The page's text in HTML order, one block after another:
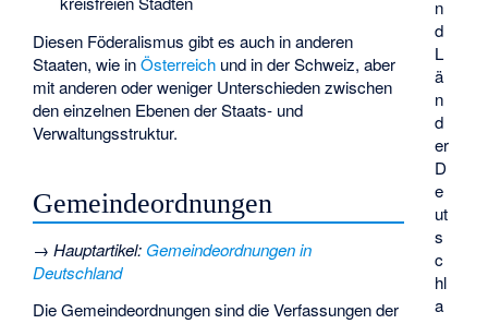
n
d
L
ä
n
d
er
D
e
ut
s
c
hl
a
Diesen Föderalismus gibt es auch in anderen
Staaten, wie inÖsterreich und in der Schweiz, aber
mit anderen oder weniger Unterschieden zwischen
den einzelnen Ebenen der Staats- und
Verwaltungsstruktur.
Gemeindeordnungen
→Hauptartikel: Gemeindeordnungen in
Deutschland
Die Gemeindeordnungen sind die Verfassungen der